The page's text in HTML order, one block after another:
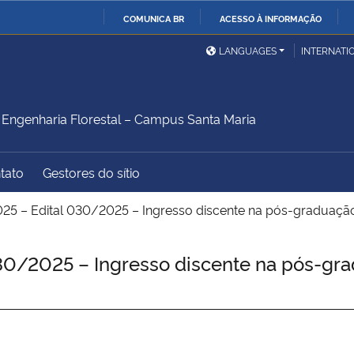
COMUNICA BR ACESSO À INFORMAÇÃO
Ministério da Defesa
Ministério das Relações
Exteriores
Ministério do
Desenvolvimento Regional
União
Advocacia-Geral da União Banco Central do Brasil
LANGUAGES
Florestal – Campus Santa Maria
Gestores do sítio
– Edital 030/2025 – Ingresso discente na pós-
2025 – Ingresso discente na pós-